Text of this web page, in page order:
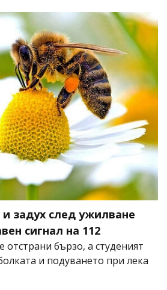
задух след ужилване
сигнал на 112
отстрани бързо, а студеният
и подуването при лека